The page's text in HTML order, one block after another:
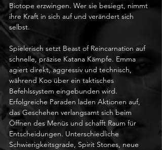
Biotope erzwingen. Wer sie besiegt, nimmt
ihre Kraft in sich auf und verändert sich
selbst.
Spielerisch setzt Beast of Reincarnation auf
schnelle, präzise Katana Kämpfe. Emma
agiert direkt, aggressiv und technisch,
während Koo über ein taktisches
Befehlssystem eingebunden wird.
Erfolgreiche Paraden laden Aktionen auf,
das Geschehen verlangsamt sich beim
Öffnen des Menüs und schafft Raum für
Entscheidungen. Unterschiedliche
Schwierigkeitsgrade, Spirit Stones, neue